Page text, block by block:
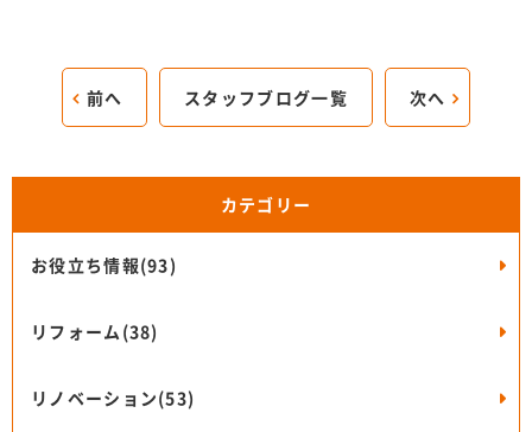
前へ スタッフブログ一覧 次へ
カテゴリー
お役立ち情報(93)
リフォーム(38)
リノベーション(53)